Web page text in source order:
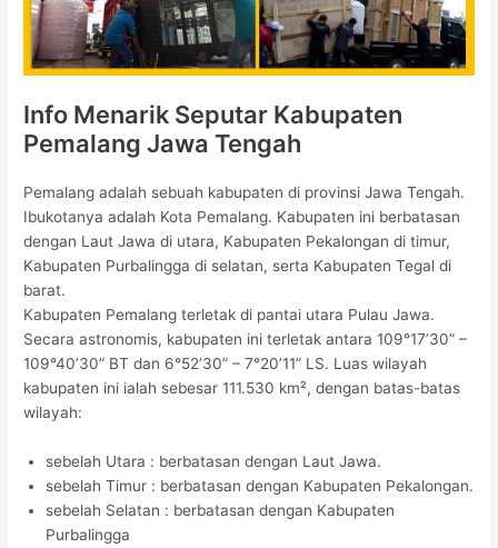
Info Menarik Seputar Kabupaten
Pemalang Jawa Tengah
Pemalang adalah sebuah kabupaten di provinsi Jawa Tengah.
Ibukotanya adalah Kota Pemalang. Kabupaten ini berbatasan
dengan Laut Jawa di utara, Kabupaten Pekalongan di timur,
Kabupaten Purbalingga di selatan, serta Kabupaten Tegal di
barat.
Kabupaten Pemalang terletak di pantai utara Pulau Jawa.
Secara astronomis, kabupaten ini terletak antara 109°17’30” –
109°40’30” BT dan 6°52’30” – 7°20’11” LS. Luas wilayah
kabupaten ini ialah sebesar 111.530 km², dengan batas-batas
wilayah:
sebelah Utara : berbatasan dengan Laut Jawa.
sebelah Timur : berbatasan dengan Kabupaten Pekalongan.
sebelah Selatan : berbatasan dengan Kabupaten
Purbalingga